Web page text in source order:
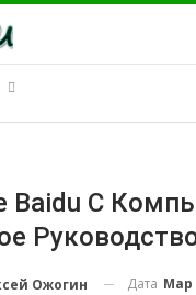
Baidu С
Ожогин Дата Мар